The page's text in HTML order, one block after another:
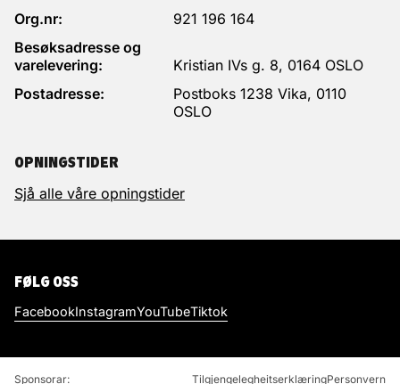
Org.nr:
921 196 164
Besøksadresse og
varelevering:
Kristian IVs g. 8, 0164 OSLO
Postadresse:
Postboks 1238 Vika, 0110
OSLO
OPNINGSTIDER
Sjå alle våre opningstider
FØLG OSS
FacebookInstagramYouTubeTiktok
Sponsorar: TilgjengelegheitserklæringPersonvern